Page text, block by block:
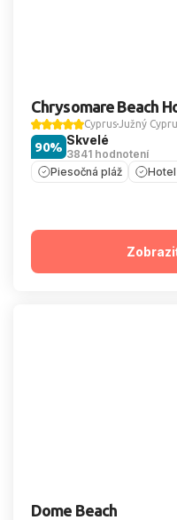
Chrysomare Beach
CyprusJužný
Skvelé
3841 hodnotení
90%
Piesočná pláž
Dome Beach